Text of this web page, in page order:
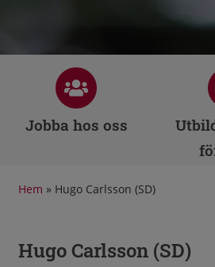
Jobba hos oss
Hem » Hugo Carlsson (SD)
Hugo Carlsson (SD)